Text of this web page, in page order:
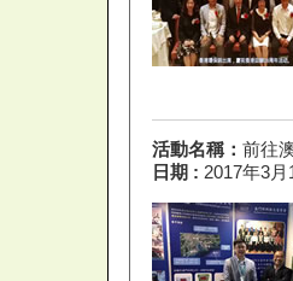
活動名稱： 前往
日期 : 2017年3月